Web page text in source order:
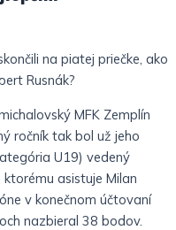
na piatej priečke, ako
Rusnák?
MFK Zemplín
ročník tak bol už jeho
U19) vedený
asistuje Milan
v konečnom účtovaní
nazbieral 38 bodov.